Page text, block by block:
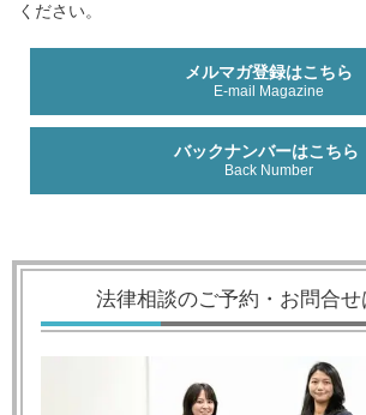
ください。
メルマガ登録はこちら
E-mail Magazine
バックナンバーはこちら
Back Number
法律相談のご予約・お問合せ